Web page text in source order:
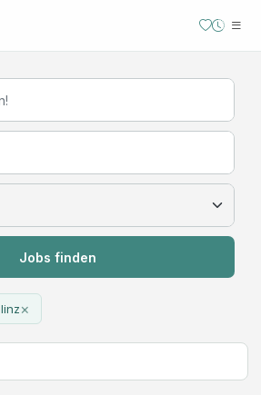
Jobs finden
linz×